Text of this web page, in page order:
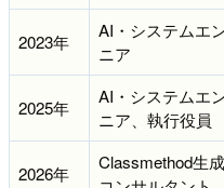
2023年
AI・システムエ
ニア
2025年
AI・システムエ
ニア、執行役員
2026年
Classmethod生